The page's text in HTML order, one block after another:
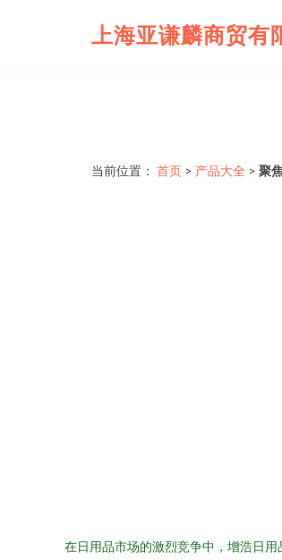
上海亚谦麟商贸有
当前位置： 首页 > 产品大全 > 聚
在日用品市场的激烈竞争中，增浩日